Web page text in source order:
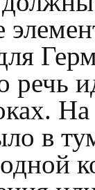
речь
в